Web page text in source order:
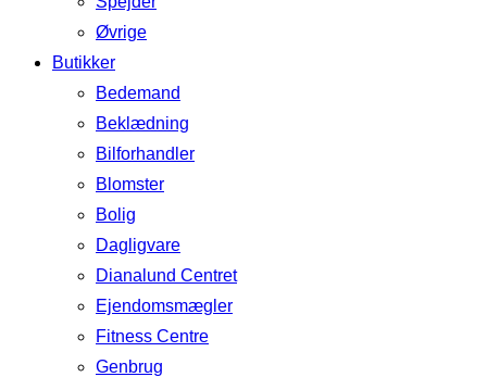
Øvrige
Butikker
Bedemand
Beklædning
Bilforhandler
Blomster
Bolig
Dagligvare
Dianalund Centret
Ejendomsmægler
Fitness Centre
Genbrug